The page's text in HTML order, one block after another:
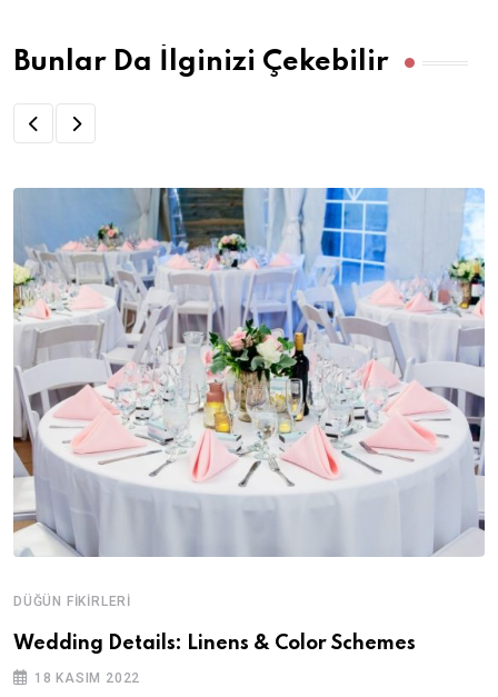
Bunlar Da İlginizi Çekebilir
DÜĞÜN FIKIRLERI
Wedding Details: Linens & Color Schemes
18 KASIM 2022